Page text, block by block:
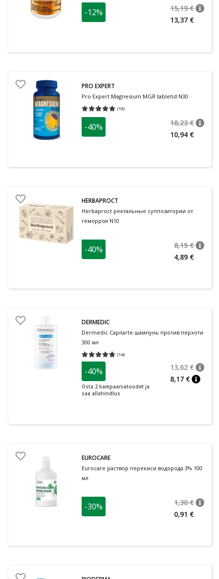
-12% 15,19 €
13,37 €
PRO EXPERT
Pro Expert Magnesium MGR tabletid N30
(10)
Средняя оценка 5.00
-40% 18,23 €
10,94 €
HERBAPROCT
Herbaproct ректальные суппозитории от
геморроя N10
-40% 8,15 €
4,89 €
DERMEDIC
Dermedic Capilarte шампунь против перхоти
300 мл
(14)
Средняя оценка 4.71
-40%
Osta 2 kampaaniatoodet ja
saa allahindlus
13,62 €
8,17 €
EUROCARE
Eurocare раствор перекиси водорода 3% 100
мл
-30% 1,30 €
0,91 €